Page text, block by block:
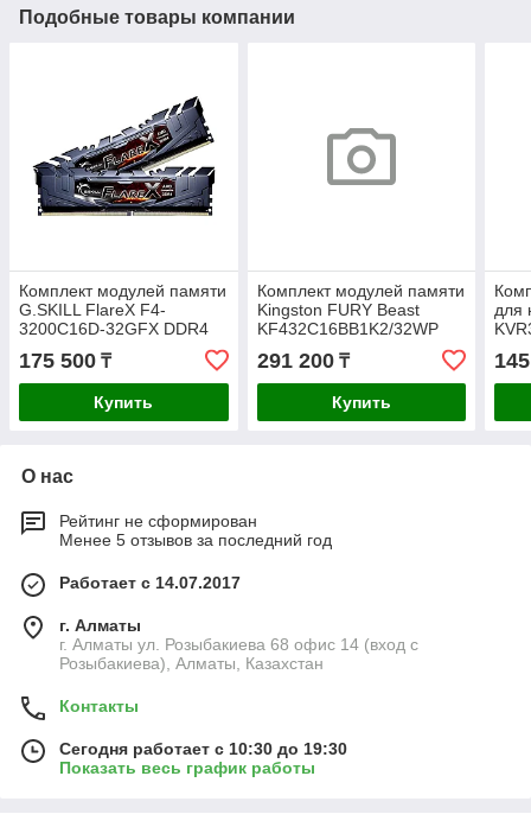
Подобные товары компании
Комплект модулей памяти
G.SKILL FlareX F4-
3200C16D-32GFX DDR4
32GB (Kit 2x16GB)
3200MHz
175 500 ₸
Купить
Комплект модулей памяти
Kingston FURY Beast
KF432C16BB1K2/32WP
DDR4 32GB (Kit 2x16GB)
3200MHz Чёрный
291 200₸
Купить
для
О нас
Рейтинг не сформирован
Менее 5 отзывов за последний год
Работает с 14.07.2017
г. Алматы
г. Алматы ул. Розыбакиева 68 офис 14 (вход с
Розыбакиева), Алматы, Казахстан
Контакты
Сегодня работает с 10:30 до 19:30
Показать весь график работы